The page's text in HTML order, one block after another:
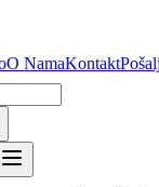
O NamaKontakt